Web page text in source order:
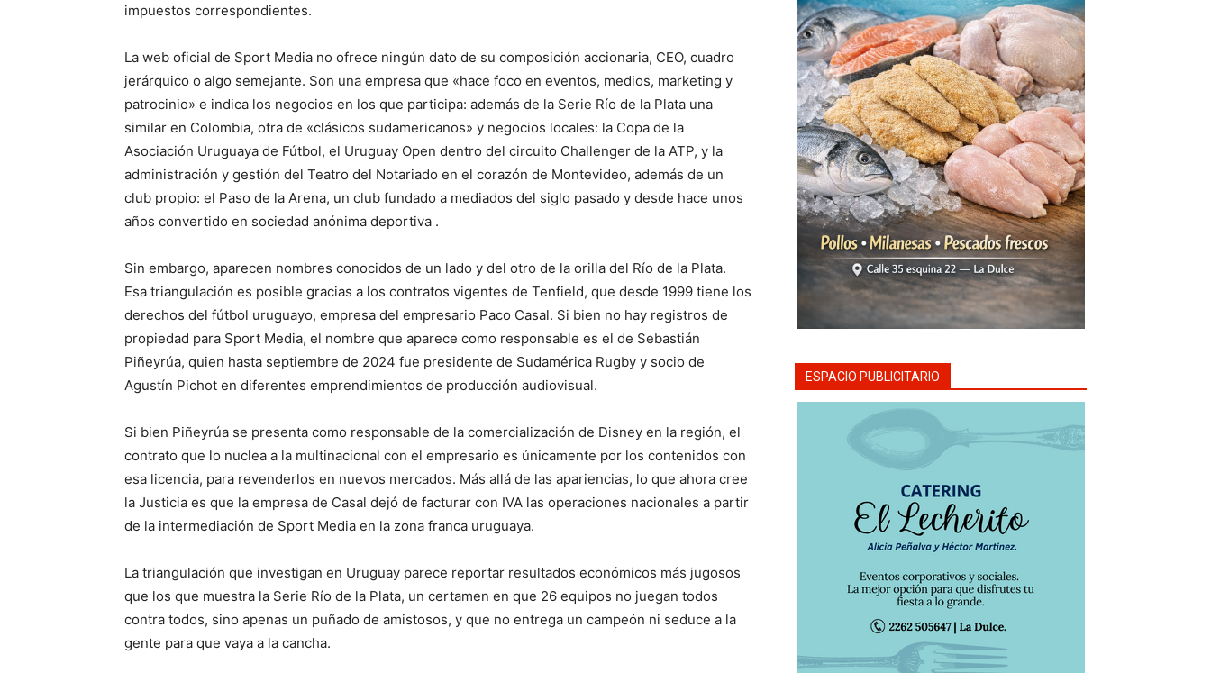
impuestos correspondientes.
La web oficial de Sport Media no ofrece ningún dato de su composición accionaria, CEO, cuadro
jerárquico o algo semejante. Son una empresa que «hace foco en eventos, medios, marketing y
patrocinio» e indica los negocios en los que participa: además de la Serie Río de la Plata una
similar en Colombia, otra de «clásicos sudamericanos» y negocios locales: la Copa de la
Asociación Uruguaya de Fútbol, el Uruguay Open dentro del circuito Challenger de la ATP, y la
administración y gestión del Teatro del Notariado en el corazón de Montevideo, además de un
club propio: el Paso de la Arena, un club fundado a mediados del siglo pasado y desde hace unos
años convertido en sociedad anónima deportiva .
Sin embargo, aparecen nombres conocidos de un lado y del otro de la orilla del Río de la Plata.
Esa triangulación es posible gracias a los contratos vigentes de Tenfield, que desde 1999 tiene los
derechos del fútbol uruguayo, empresa del empresario Paco Casal. Si bien no hay registros de
propiedad para Sport Media, el nombre que aparece como responsable es el de Sebastián
Piñeyrúa, quien hasta septiembre de 2024 fue presidente de Sudamérica Rugby y socio de
Agustín Pichot en diferentes emprendimientos de producción audiovisual.
Si bien Piñeyrúa se presenta como responsable de la comercialización de Disney en la región, el
contrato que lo nuclea a la multinacional con el empresario es únicamente por los contenidos con
esa licencia, para revenderlos en nuevos mercados. Más allá de las apariencias, lo que ahora cree
la Justicia es que la empresa de Casal dejó de facturar con IVA las operaciones nacionales a partir
de la intermediación de Sport Media en la zona franca uruguaya.
La triangulación que investigan en Uruguay parece reportar resultados económicos más jugosos
que los que muestra la Serie Río de la Plata, un certamen en que 26 equipos no juegan todos
contra todos, sino apenas un puñado de amistosos, y que no entrega un campeón ni seduce a la
gente para que vaya a la cancha.
ESPACIO PUBLICITARIO